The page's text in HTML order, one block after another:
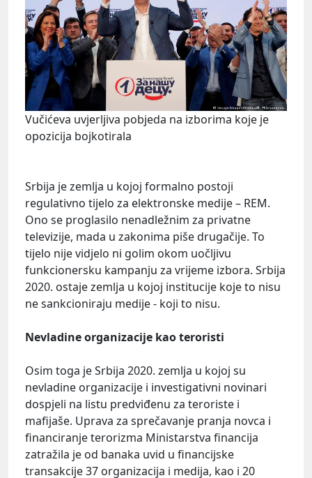
Vučićeva uvjerljiva pobjeda na izborima koje je
opozicija bojkotirala
Srbija je zemlja u kojoj formalno postoji
regulativno tijelo za elektronske medije – REM.
Ono se proglasilo nenadležnim za privatne
televizije, mada u zakonima piše drugačije. To
tijelo nije vidjelo ni golim okom uočljivu
funkcionersku kampanju za vrijeme izbora. Srbija
2020. ostaje zemlja u kojoj institucije koje to nisu
ne sankcioniraju medije - koji to nisu.
Nevladine organizacije kao teroristi
Osim toga je Srbija 2020. zemlja u kojoj su
nevladine organizacije i investigativni novinari
dospjeli na listu predviđenu za teroriste i
mafijaše. Uprava za sprečavanje pranja novca i
financiranje terorizma Ministarstva financija
zatražila je od banaka uvid u financijske
transakcije 37 organizacija i medija, kao i 20